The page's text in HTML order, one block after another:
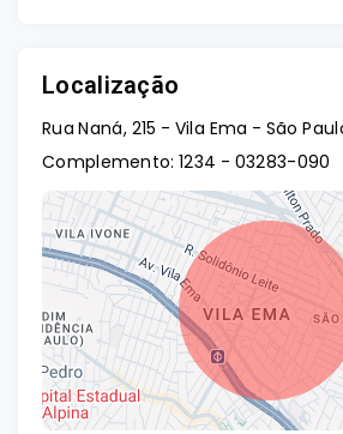
Localização
Rua Naná, 215 - Vila Ema - São
Complemento: 1234 - 03283-090